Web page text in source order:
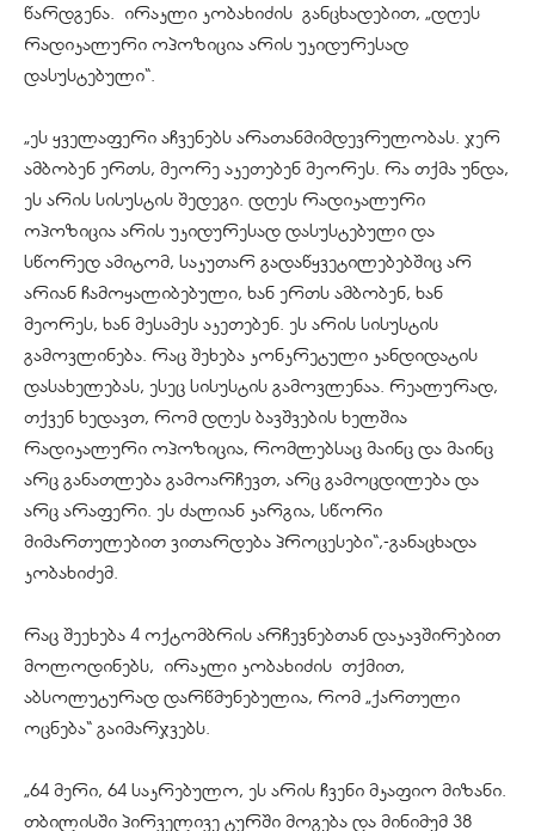
წარდგენა. ირაკლი კობახიძის განცხადებით, „დღეს
რადიკალური ოპოზიცია არის უკიდურესად
დასუსტებული“.
„ეს ყველაფერი აჩვენებს არათანმიმდევრულობას. ჯერ
ამბობენ ერთს, მეორე აკეთებენ მეორეს. რა თქმა უნდა,
ეს არის სისუსტის შედეგი. დღეს რადიკალური
ოპოზიცია არის უკიდურესად დასუსტებული და
სწორედ ამიტომ, საკუთარ გადაწყვეტილებებშიც არ
არიან ჩამოყალიბებული, ხან ერთს ამბობენ, ხან
მეორეს, ხან მესამეს აკეთებენ. ეს არის სისუსტის
გამოვლინება. რაც შეხება კონკრეტული კანდიდატის
დასახელებას, ესეც სისუსტის გამოვლენაა. რეალურად,
თქვენ ხედავთ, რომ დღეს ბავშვების ხელშია
რადიკალური ოპოზიცია, რომლებსაც მაინც და მაინც
არც განათლება გამოარჩევთ, არც გამოცდილება და
არც არაფერი. ეს ძალიან კარგია, სწორი
მიმართულებით ვითარდება პროცესები“,-განაცხადა
კობახიძემ.
რაც შეეხება 4 ოქტომბრის არჩევნებთან დაკავშირებით
მოლოდინებს, ირაკლი კობახიძის თქმით,
აბსოლუტურად დარწმუნებულია, რომ „ქართული
ოცნება“ გაიმარჯვებს.
„64 მერი, 64 საკრებულო, ეს არის ჩვენი მკაფიო მიზანი.
თბილისში პირველივე ტურში მოგება და მინიმუმ 38